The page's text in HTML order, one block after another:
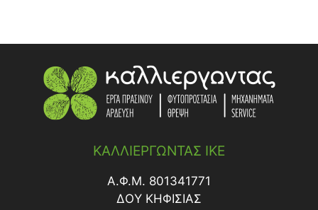
ΚΑΛΛΙΕΡΓΩΝΤΑΣ ΙΚΕ
Α.Φ.Μ. 801341771
ΔΟY ΚΗΦΙΣΙΑΣ